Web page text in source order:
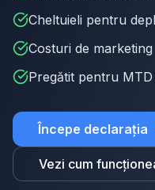
Cheltuieli pentru
Costuri de marketing
Pregătit pentru
Începe declarația
Vezi cum